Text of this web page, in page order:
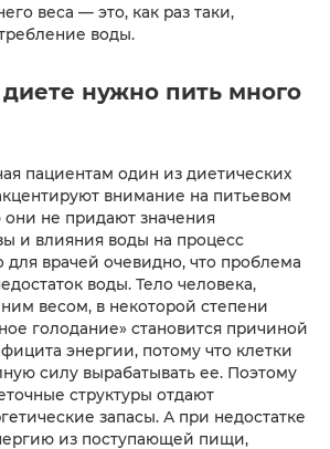
веса — это, как раз таки,
воды.
нужно пить много
пациентам один из диетических
внимание на питьевом
не придают значения
и влияния воды на процесс
для врачей очевидно, что проблема
воды. Тело человека,
весом, в некоторой степени
голодание» становится причиной
энергии, потому что клетки
силу вырабатывать ее. Поэтому
структуры отдают
запасы. А при недостатке
из поступающей пищи,